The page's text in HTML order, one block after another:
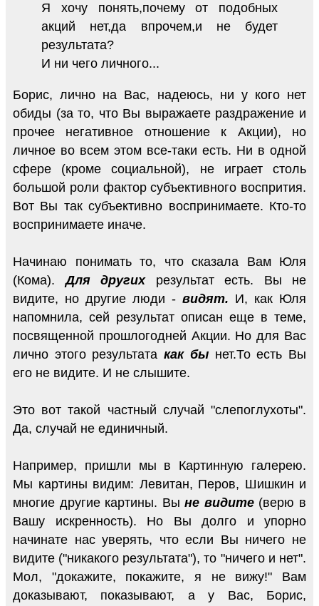
Я хочу понять,почему от подобных
акций нет,да впрочем,и не будет
результата?
И ни чего личного...
Борис, лично на Вас, надеюсь, ни у кого нет
обиды (за то, что Вы выражаете раздражение и
прочее негативное отношение к Акции), но
личное во всем этом все-таки есть. Ни в одной
сфере (кроме социальной), не играет столь
большой роли фактор субъективного воспрития.
Вот Вы так субъективно воспринимаете. Кто-то
воспринимаете иначе.
Начинаю понимать то, что сказала Вам Юля
(Кома).Для других результат есть. Вы не
видите, но другие люди - видят. И, как Юля
напомнила, сей результат описан еще в теме,
посвященной прошлогодней Акции. Но для Вас
лично этого результатакак бы нет.То есть Вы
его не видите. И не слышите.
Это вот такой частный случай "слепоглухоты".
Да, случай не единичный.
Например, пришли мы в Картинную галерею.
Мы картины видим: Левитан, Перов, Шишкин и
многие другие картины. Выне видите (верю в
Вашу искренность). Но Вы долго и упорно
начинате нас уверять, что если Вы ничего не
видите ("никакого результата"), то "ничего и нет".
Мол, "докажите, покажите, я не вижу!" Вам
доказывают, показывают, а у Вас, Борис,